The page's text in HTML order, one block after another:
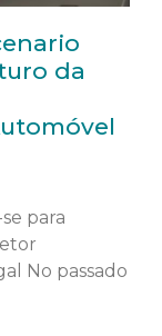
da
para
No passado